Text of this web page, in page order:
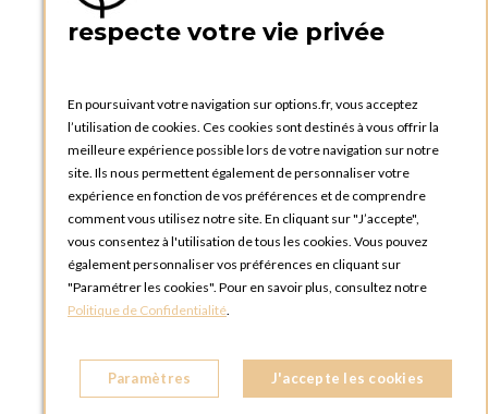
PRATIQUE
Catalogues et bons de commande
Tutoriels
OPTIONS LUXEMBOURG
13 rue Paul Rischard
5324 Contern
LUXEMBOURG
BOUTIQUE OPTIONS LUXEMBOURG
respecte votre vie privée
En poursuivant votre navigation sur options.fr, vous acceptez
l’utilisation de cookies. Ces cookies sont destinés à vous offrir la
meilleure expérience possible lors de votre navigation sur notre
site. Ils nous permettent également de personnaliser votre
expérience en fonction de vos préférences et de comprendre
comment vous utilisez notre site. En cliquant sur "J’accepte",
vous consentez à l'utilisation de tous les cookies. Vous pouvez
également personnaliser vos préférences en cliquant sur
"Paramétrer les cookies". Pour en savoir plus, consultez notre
Politique de Confidentialité.
Paramètres J'accepte les cookies